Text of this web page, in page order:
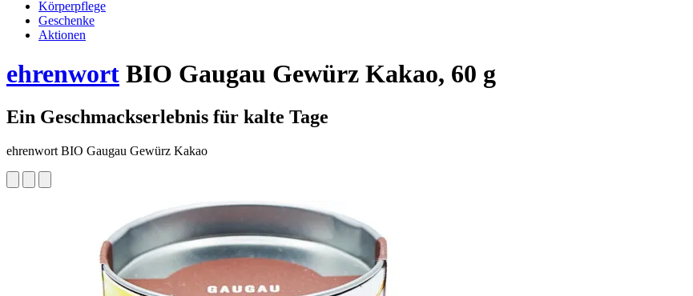
Körperpflege
Geschenke
Aktionen
ehrenwort BIO Gaugau Gewürz Kakao, 60 g
Ein Geschmackserlebnis für kalte Tage
ehrenwort BIO Gaugau Gewürz Kakao